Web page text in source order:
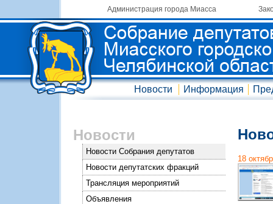
Администрация города Миасса
Новости Информация
Новости
Новости Собрания депутатов
Новости депутатских фракций
Трансляция мероприятий
Объявления
18